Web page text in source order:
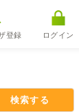
登録 ログイン
検索する